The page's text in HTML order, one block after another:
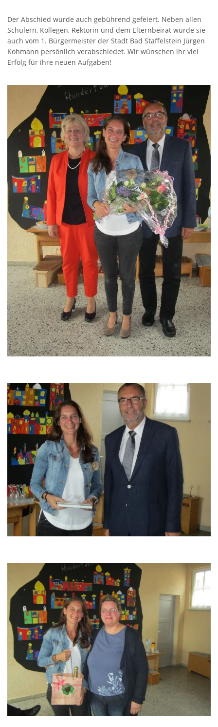
Der Abschied wurde auch gebührend gefeiert. Neben allen
Schülern, Kollegen, Rektorin und dem Elternbeirat wurde sie
auch vom 1. Bürgermeister der Stadt Bad Staffelstein Jürgen
Kohmann persönlich verabschiedet. Wir wünschen ihr viel
Erfolg für ihre neuen Aufgaben!
SCHULHAUS UNNERSDORF
Weinbergstr. 18,
96231 Bad Staffelstein - Unnersdorf
Tel 09573 - 340 104
Fax 09573 - 340 103
SCHULHAUS FRAUENDORF
Frauendorf 31,
Fax 09573 – 8990137
SCHULHAUS UETZING
Stublanger Str. 4,
96231 Bad Staffelstein-Uetzing
Tel 09573 - 5380
Fax 09573 – 340283
SCHULHAUS GRUNDFELD
Hauptverwaltung: